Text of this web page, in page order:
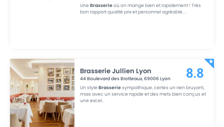
UneBrasserieoù on mange bien et rapidement ! Très
bon rapport qualité prix et personnel agréable....
Brasserie Jullien Lyon
44 Boulevard des Brotteaux,69006Lyon
Un styleBrasseriesympathique, certes un rien bruyant,
mais avec un service rapide et des mets bien conçus et
une excel...
8.8